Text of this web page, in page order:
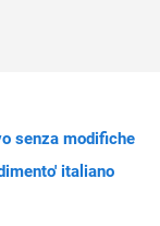
senza modifiche
italiano